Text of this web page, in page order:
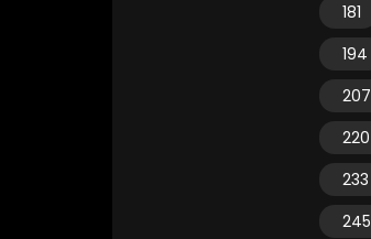
181
194
207
220
233
245